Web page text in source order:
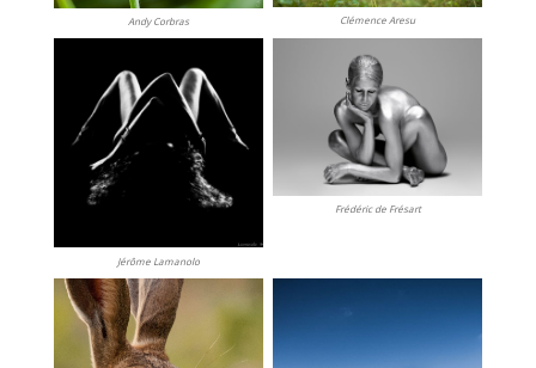
Andy Corbras Clémence Aresu
Jérôme Lamanolo
Frédéric de Frésart